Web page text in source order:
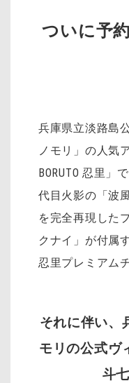
ついに予
兵庫県立淡路島
ノモリ」の人気
BORUTO 忍里」
代目火影の「波
を完全再現した
クナイ」が付属
忍里プレミアム
それに伴い、
モリの公式ヴ
斗